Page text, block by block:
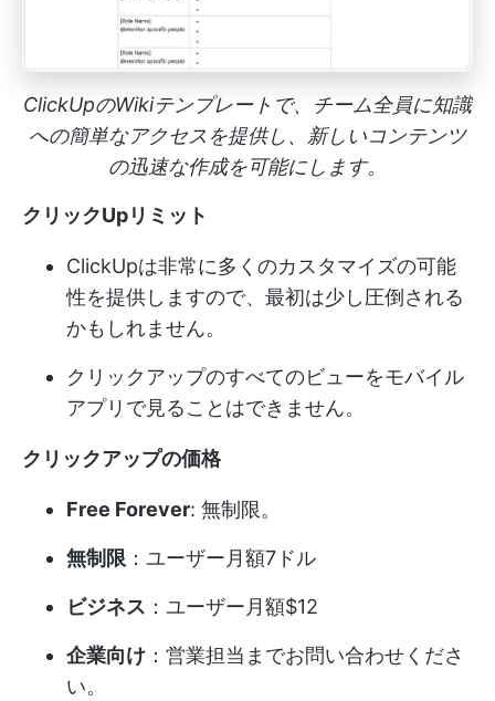
ClickUpのWikiテンプレートで、チーム全員に知識
への簡単なアクセスを提供し、新しいコンテンツ
の迅速な作成を可能にします。
クリックUpリミット
ClickUpは非常に多くのカスタマイズの可能
性を提供しますので、最初は少し圧倒される
かもしれません。
クリックアップのすべてのビューをモバイル
アプリで見ることはできません。
クリックアップの価格
Free Forever: 無制限。
無制限 ：ユーザー月額7ドル
ビジネス ：ユーザー月額$12
企業向け ：営業担当までお問い合わせくださ
い。